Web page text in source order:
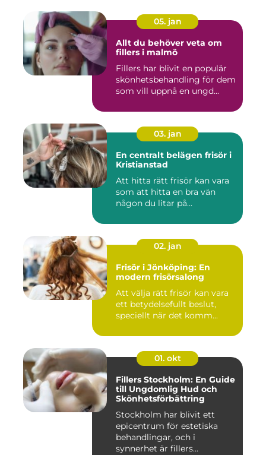
05. jan
Allt du behöver veta om
fillers i malmö
Fillers har blivit en populär
skönhetsbehandling för dem
som vill uppnå en ungd...
03. jan
En centralt belägen frisör i
Kristianstad
Att hitta rätt frisör kan vara
som att hitta en bra vän
någon du litar på...
02. jan
Frisör i Jönköping: En
modern frisörsalong
Att välja rätt frisör kan vara
ett betydelsefullt beslut,
speciellt när det komm...
01. okt
Fillers Stockholm: En Guide
till Ungdomlig Hud och
Skönhetsförbättring
Stockholm har blivit ett
epicentrum för estetiska
behandlingar, och i
synnerhet är fillers...